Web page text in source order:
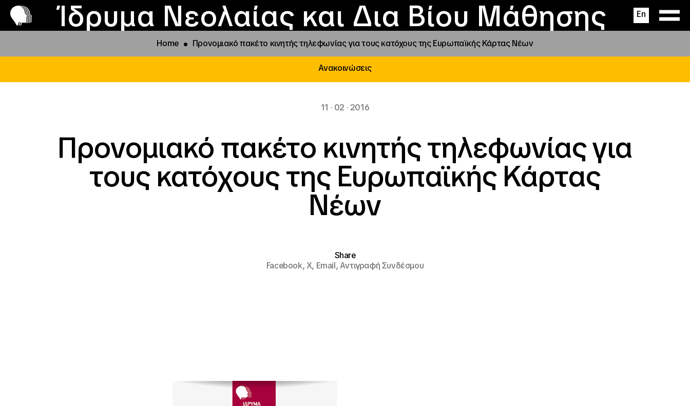
Ίδρυμα Νεολαίας και Δια Βίου Μάθησης En
Το ΙΝΕΔΙΒΙΜ
Προγράμματα και δράσεις
Φοιτητικές Εστίες
Παραχώρηση αιγίδας
Νέα
Επικοινωνία
Home Προνομιακό πακέτο κινητής τηλεφωνίας για τους κατόχους της Ευρωπαϊκής Κάρτας Νέων
Ανακοινώσεις
11 · 02 · 2016
Προνομιακό πακέτο κινητής τηλεφωνίας για
τους κατόχους της Ευρωπαϊκής Κάρτας
Νέων
Share
Facebook,X, Email,Αντιγραφή Συνδέσμου